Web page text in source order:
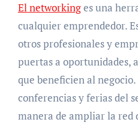
El networkinges una
cualquier emprendedor.
otros profesionales y
puertas a oportunidades,
que beneficien al
conferencias y ferias del
manera de ampliar la red